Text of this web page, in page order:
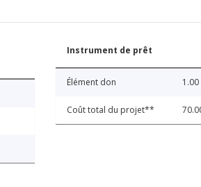
Instrument de prêt
Élément don 1.00
Coût total du projet**